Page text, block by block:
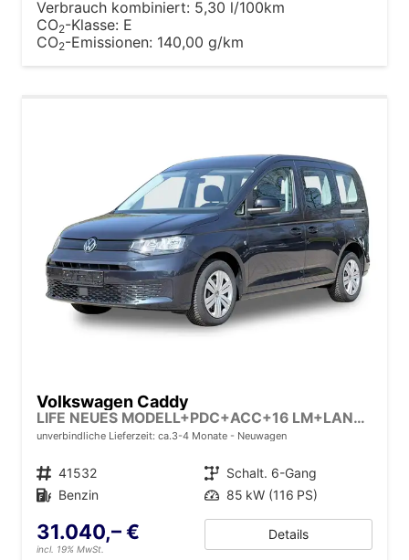
Verbrauch kombiniert: 5,30 l/100km
CO2-Klasse: E
CO2-Emissionen: 140,00 g/km
Volkswagen Caddy
LIFE NEUES MODELL+PDC+ACC+16 LM+LANE ASSIST
unverbindliche Lieferzeit: ca.3-4 Monate Neuwagen
Fahrzeugnr. 41532 Getriebe Schalt. 6-Gang
Kraftstoff Benzin Leistung 85 kW (116 PS)
31.040,– €
incl. 19% MwSt.
Details